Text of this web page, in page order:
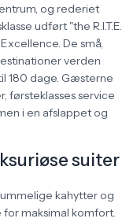
og rederiet
udført "the R.I.T.E.
De små,
verden
180 dage. Gæsterne
førsteklasses service
i en afslappet og
suiter
kahytter og
for maksimal komfort.